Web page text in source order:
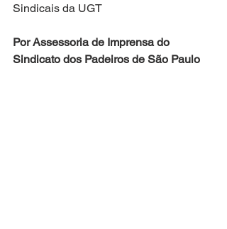
Sindicais da UGT
Por Assessoria de Imprensa do
Sindicato dos Padeiros de São Paulo